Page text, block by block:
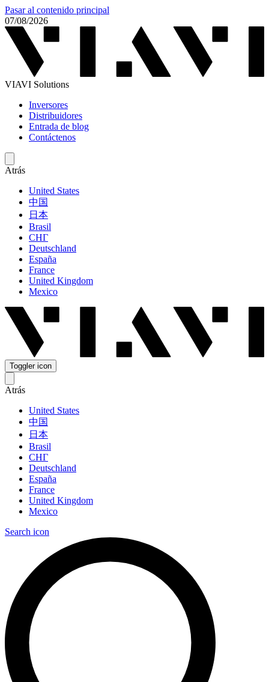
Pasar al contenido principal
07/08/2026
VIAVI Solutions
Inversores
Distribuidores
Entrada de blog
Contáctenos
Atrás
United States
中国
日本
Brasil
СНГ
Deutschland
España
France
United Kingdom
Mexico
Toggler icon
Atrás
United States
中国
日本
Brasil
СНГ
Deutschland
España
France
United Kingdom
Mexico
Search icon